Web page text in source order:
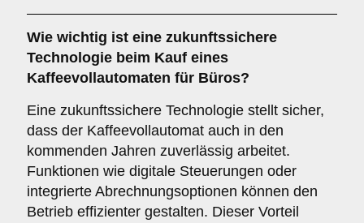
Wie wichtig ist eine zukunftssichere
Technologie beim Kauf eines
Kaffeevollautomaten für Büros?
Eine zukunftssichere Technologie stellt sicher,
dass der Kaffeevollautomat auch in den
kommenden Jahren zuverlässig arbeitet.
Funktionen wie digitale Steuerungen oder
integrierte Abrechnungsoptionen können den
Betrieb effizienter gestalten. Dieser Vorteil